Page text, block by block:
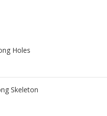
Holes
Skeleton